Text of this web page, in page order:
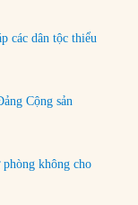
các dân tộc thiểu
Cộng sản
không cho